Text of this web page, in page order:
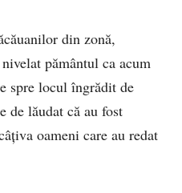
din zonă,
pământul ca acum
spre locul îngrădit de
de lăudat că au fost
oameni care au redat